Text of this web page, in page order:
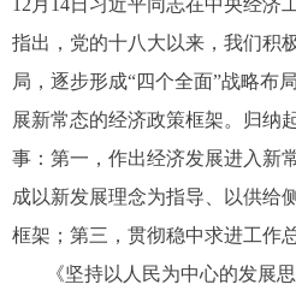
12月14日习近平同志在中央经济
指出，党的十八大以来，我们积
局，逐步形成“四个全面”战略布
展新常态的经济政策框架。归纳
事：第一，作出经济发展进入新
成以新发展理念为指导、以供给
框架；第三，贯彻稳中求进工作
《坚持以人民为中心的发展